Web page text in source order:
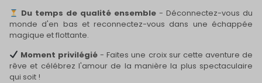
Du temps de qualité ensemble- Déconnectez-vous du
monde d'en bas et reconnectez-vous dans une échappée
magique et flottante.
Moment privilégié - Faites une croix sur cette aventure de
rêve et célébrez l'amour de la manière la plus spectaculaire
qui soit !